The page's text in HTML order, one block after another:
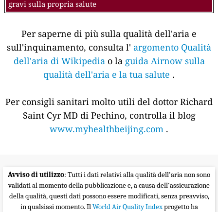
gravi sulla propria salute
Per saperne di più sulla qualità dell'aria e
sull'inquinamento, consulta l' argomento Qualità
dell'aria di Wikipediao la guida Airnow sulla
qualità dell'aria e la tua salute .
Per consigli sanitari molto utili del dottor Richard
Saint Cyr MD di Pechino, controlla il blog
www.myhealthbeijing.com .
Avviso di utilizzo: Tutti i dati relativi alla qualità dell'aria non sono
validati al momento della pubblicazione e, a causa dell'assicurazione
della qualità, questi dati possono essere modificati, senza preavviso,
in qualsiasi momento. IlWorld Air Quality Indexprogetto ha